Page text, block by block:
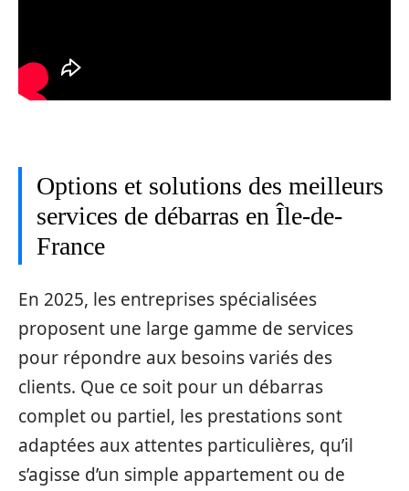
Options et solutions des meilleurs
services de débarras en Île-de-
France
En 2025, les entreprises spécialisées
proposent une large gamme de services
pour répondre aux besoins variés des
clients. Que ce soit pour un débarras
complet ou partiel, les prestations sont
adaptées aux attentes particulières, qu’il
s’agisse d’un simple appartement ou de